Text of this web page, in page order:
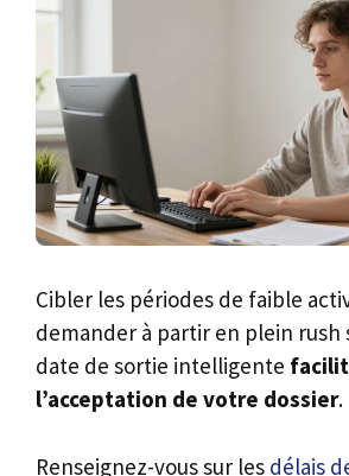
Cibler les périodes de faible
demander à partir en plein rush
date de sortie intelligente
l’acceptation de votre dossier.
Renseignez-vous sur les délais